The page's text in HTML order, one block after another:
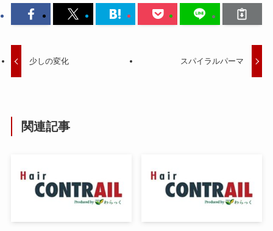
少しの変化 スパイラルパーマ
関連記事